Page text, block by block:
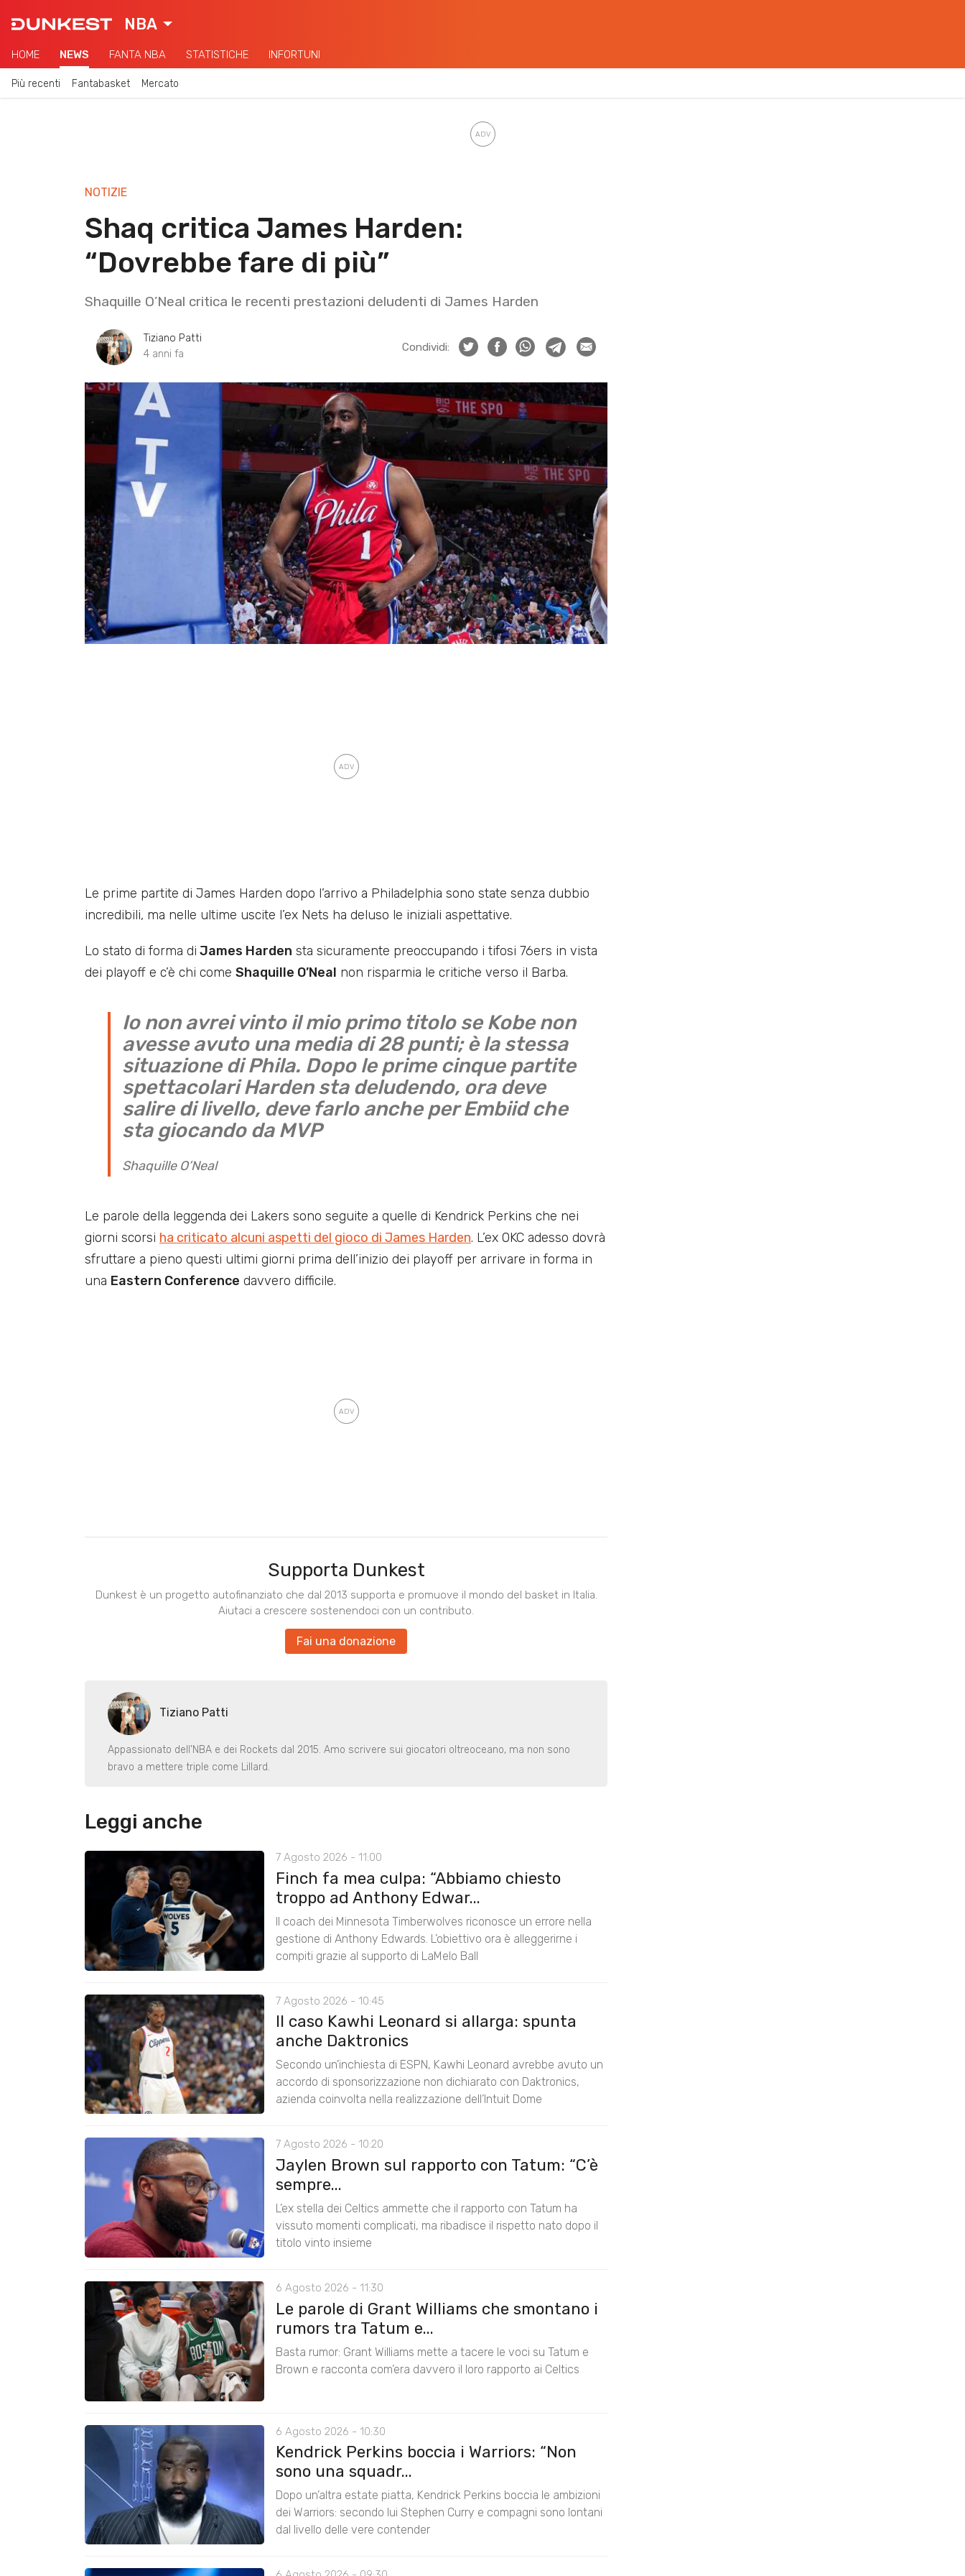
NBA
HOME NEWS FANTA NBA STATISTICHE INFORTUNI
Più recenti Fantabasket Mercato
NOTIZIE
Shaq critica James Harden:
“Dovrebbe fare di più”
Shaquille O’Neal critica le recenti prestazioni deludenti di James Harden
Tiziano Patti
4 anni fa
Condividi:
Le prime partite di James Harden dopo l’arrivo a Philadelphia sono state senza dubbio
incredibili, ma nelle ultime uscite l’ex Nets ha deluso le iniziali aspettative.
Lo stato di forma di James Harden sta sicuramente preoccupando i tifosi 76ers in vista
dei playoff e c’è chi come Shaquille O’Neal non risparmia le critiche verso il Barba.
Io non avrei vinto il mio primo titolo se Kobe non
avesse avuto una media di 28 punti; è la stessa
situazione di Phila. Dopo le prime cinque partite
spettacolari Harden sta deludendo, ora deve
salire di livello, deve farlo anche per Embiid che
sta giocando da MVP
Shaquille O’Neal
Le parole della leggenda dei Lakers sono seguite a quelle di Kendrick Perkins che nei
giorni scorsi ha criticato alcuni aspetti del gioco di James Harden. L’ex OKC adesso dovrà
sfruttare a pieno questi ultimi giorni prima dell’inizio dei playoff per arrivare in forma in
una Eastern Conference davvero difficile.
Supporta Dunkest
Dunkest è un progetto autofinanziato che dal 2013 supporta e promuove il mondo del basket in Italia.
Aiutaci a crescere sostenendoci con un contributo.
Fai una donazione
Tiziano Patti
Appassionato dell’NBA e dei Rockets dal 2015. Amo scrivere sui giocatori oltreoceano, ma non sono
bravo a mettere triple come Lillard.
Leggi anche
7 Agosto 2026 - 11:00
Finch fa mea culpa: “Abbiamo chiesto
troppo ad Anthony Edwar...
Il coach dei Minnesota Timberwolves riconosce un errore nella
gestione di Anthony Edwards. L’obiettivo ora è alleggerirne i
compiti grazie al supporto di LaMelo Ball
7 Agosto 2026 - 10:45
Il caso Kawhi Leonard si allarga: spunta
anche Daktronics
Secondo un’inchiesta di ESPN, Kawhi Leonard avrebbe avuto un
accordo di sponsorizzazione non dichiarato con Daktronics,
azienda coinvolta nella realizzazione dell’Intuit Dome
7 Agosto 2026 - 10:20
Jaylen Brown sul rapporto con Tatum: “C’è
sempre...
L’ex stella dei Celtics ammette che il rapporto con Tatum ha
vissuto momenti complicati, ma ribadisce il rispetto nato dopo il
titolo vinto insieme
6 Agosto 2026 - 11:30
Le parole di Grant Williams che smontano i
rumors tra Tatum e...
Basta rumor: Grant Williams mette a tacere le voci su Tatum e
Brown e racconta com’era davvero il loro rapporto ai Celtics
6 Agosto 2026 - 10:30
Kendrick Perkins boccia i Warriors: “Non
sono una squadr...
Dopo un’altra estate piatta, Kendrick Perkins boccia le ambizioni
dei Warriors: secondo lui Stephen Curry e compagni sono lontani
dal livello delle vere contender